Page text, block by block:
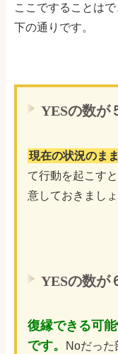
ここですることは
下の通りです。
YESの数が
現在の状況のま
て行動を起こす
意しておきましょ
YESの数が
復縁できる可
です。
Noだっ